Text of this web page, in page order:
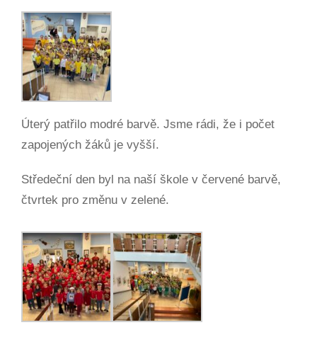
Úterý patřilo modré barvě. Jsme rádi, že i počet
zapojených žáků je vyšší.
Středeční den byl na naší škole v červené barvě,
čtvrtek pro změnu v zelené.